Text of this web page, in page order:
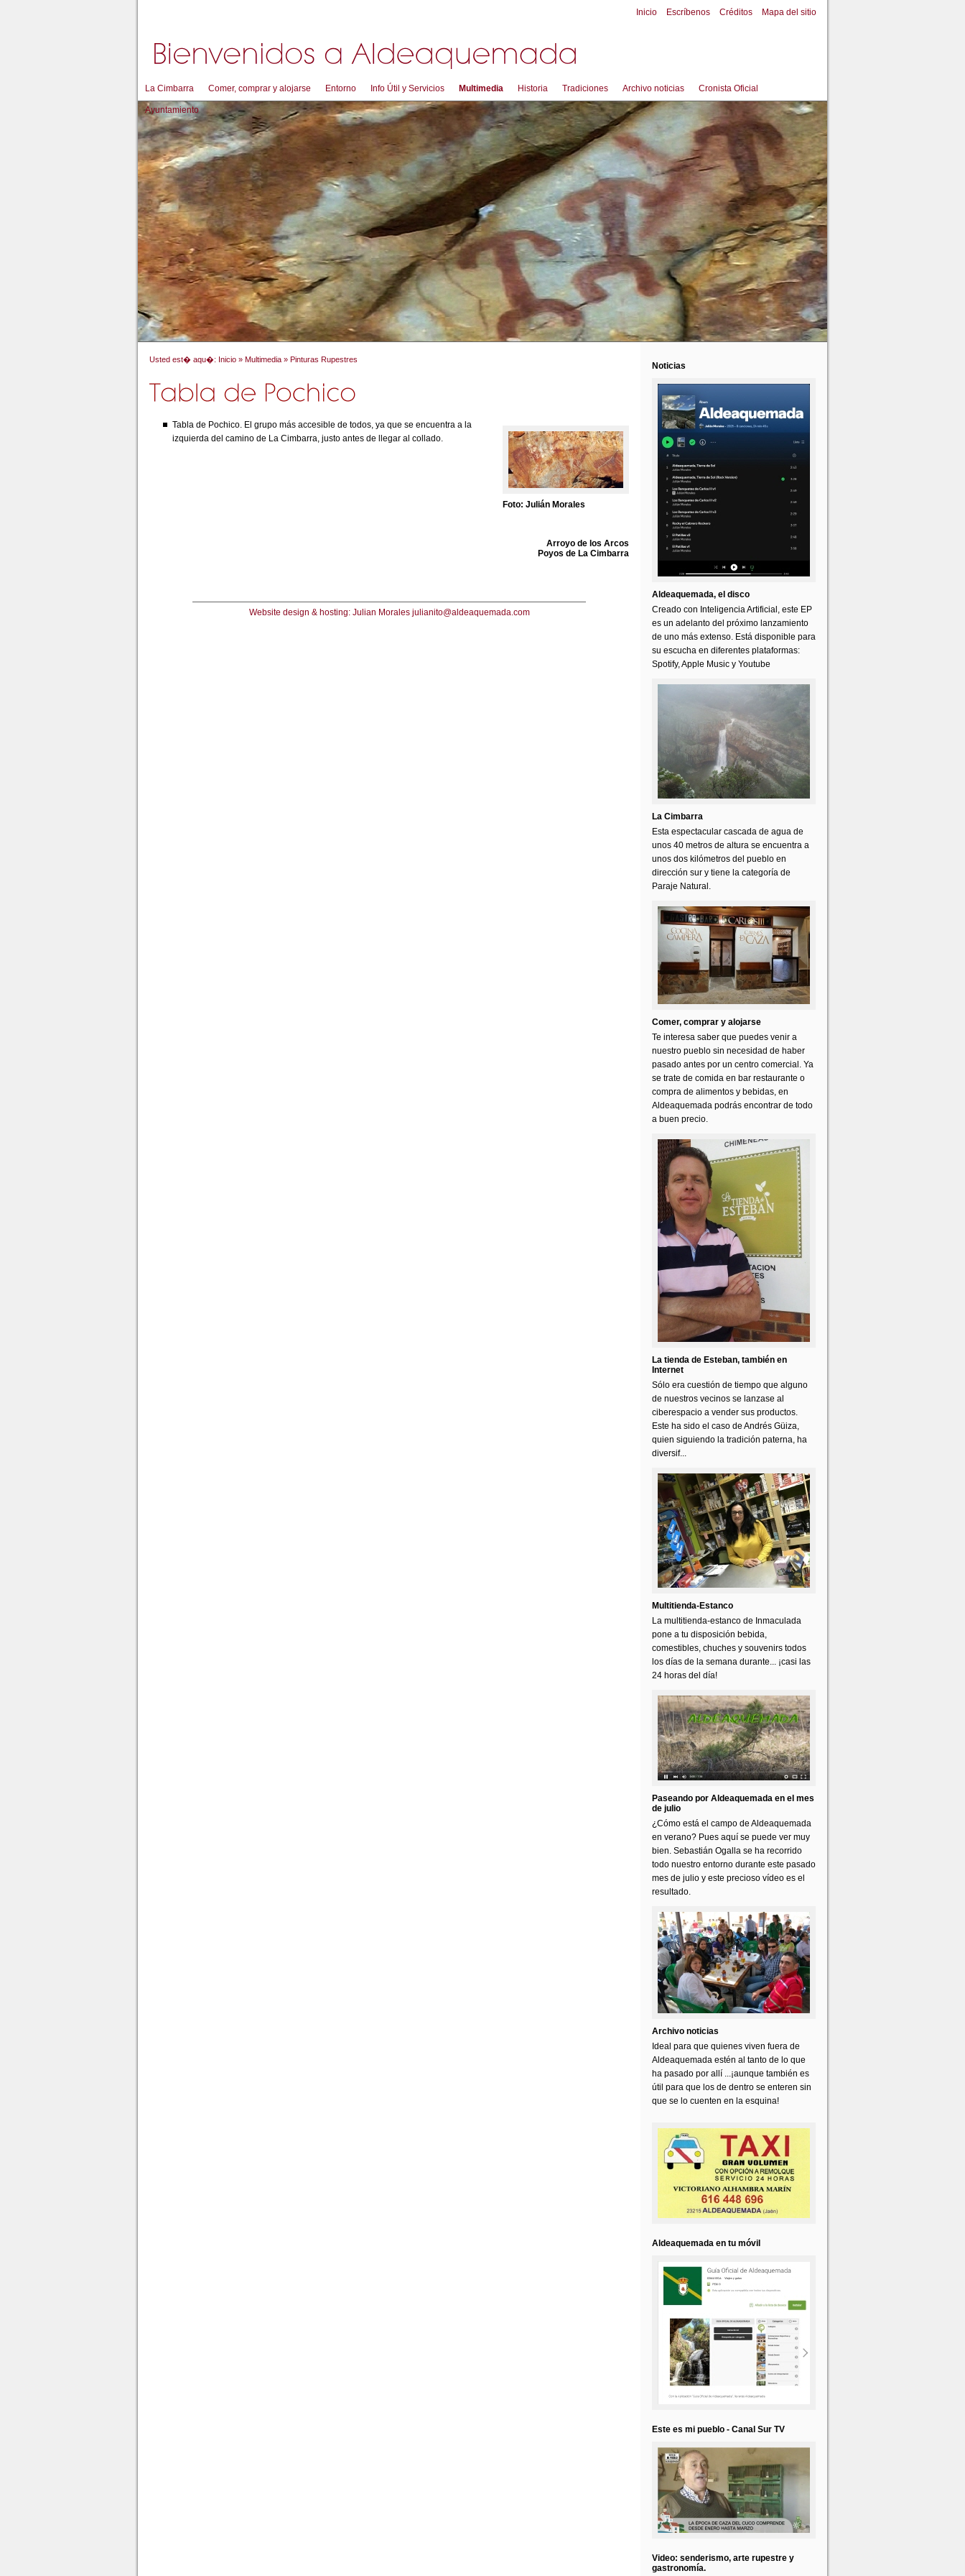
Inicio Escríbenos Créditos Mapa del sitio
La Cimbarra Comer, comprar y alojarse Entorno Info Útil y Servicios Multimedia Historia Tradiciones Archivo noticias Cronista Oficial
Ayuntamiento
Usted est� aqu�: Inicio » Multimedia » Pinturas Rupestres
Foto: Julián Morales
Tabla de Pochico. El grupo más accesible de todos, ya que se encuentra a la
izquierda del camino de La Cimbarra, justo antes de llegar al collado.
Arroyo de los Arcos
Poyos de La Cimbarra
Website design & hosting: Julian Morales julianito@aldeaquemada.com
Noticias
Aldeaquemada, el disco
Creado con Inteligencia Artificial, este EP
es un adelanto del próximo lanzamiento
de uno más extenso. Está disponible para
su escucha en diferentes plataformas:
Spotify, Apple Music y Youtube
La Cimbarra
Esta espectacular cascada de agua de
unos 40 metros de altura se encuentra a
unos dos kilómetros del pueblo en
dirección sur y tiene la categoría de
Paraje Natural.
Comer, comprar y alojarse
Te interesa saber que puedes venir a
nuestro pueblo sin necesidad de haber
pasado antes por un centro comercial. Ya
se trate de comida en bar restaurante o
compra de alimentos y bebidas, en
Aldeaquemada podrás encontrar de todo
a buen precio.
La tienda de Esteban, también en
Internet
Sólo era cuestión de tiempo que alguno
de nuestros vecinos se lanzase al
ciberespacio a vender sus productos.
Este ha sido el caso de Andrés Güiza,
quien siguiendo la tradición paterna, ha
diversif...
Multitienda-Estanco
La multitienda-estanco de Inmaculada
pone a tu disposición bebida,
comestibles, chuches y souvenirs todos
los días de la semana durante... ¡casi las
24 horas del día!
Paseando por Aldeaquemada en el mes
de julio
¿Cómo está el campo de Aldeaquemada
en verano? Pues aquí se puede ver muy
bien. Sebastián Ogalla se ha recorrido
todo nuestro entorno durante este pasado
mes de julio y este precioso vídeo es el
resultado.
Archivo noticias
Ideal para que quienes viven fuera de
Aldeaquemada estén al tanto de lo que
ha pasado por allí ...¡aunque también es
útil para que los de dentro se enteren sin
que se lo cuenten en la esquina!
Aldeaquemada en tu móvil
Este es mi pueblo - Canal Sur TV
Video: senderismo, arte rupestre y
gastronomía.